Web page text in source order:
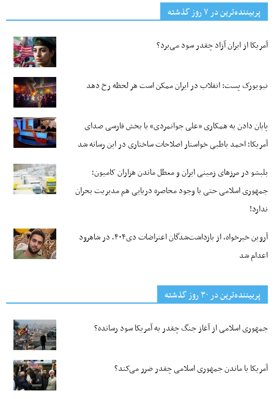
پربیننده‌ترین‌ در ۷ روز گذشته
آمریکا از ایران آزاد چقدر سود می‌برد؟
نیویورک پست: انقلاب در ایران ممکن است هر لحظه رخ دهد
پایان دادن به همکاری «علی جوانمردی» با بخش فارسی صدای
آمریکا؛ احمد باطبی خواستار اصلاحات ساختاری در این رسانه شد
بلبشو در مرزهای زمینی ایران و معطل ماندن هزاران کامیون؛
جمهوری اسلامی حتی با وجود محاصره دریایی هم مدیریت بحران
ندارد!
آروین خیرخواه، از بازداشت‌شدگان اعتراضات دی۴۰۴، در شاهرود
اعدام شد
پربیننده‌ترین‌ در ۳۰ روز گذشته
جمهوری اسلامی از آغاز جنگ چقدر به آمریکا سود رسانده؟
آمریکا با ماندن جمهوری اسلامی چقدر ضرر می‌کند؟